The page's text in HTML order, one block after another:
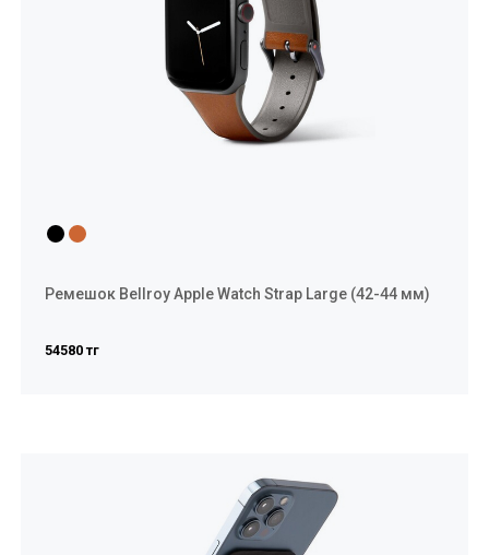
Ремешок Bellroy Apple Watch Strap Large (42-44 мм)
54580 тг